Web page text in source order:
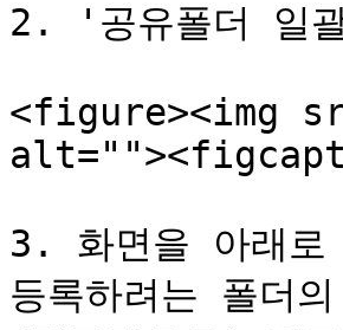
2. '공유폴더 일
<figure><img
3. 화면을 아래로
등록하려는 폴더